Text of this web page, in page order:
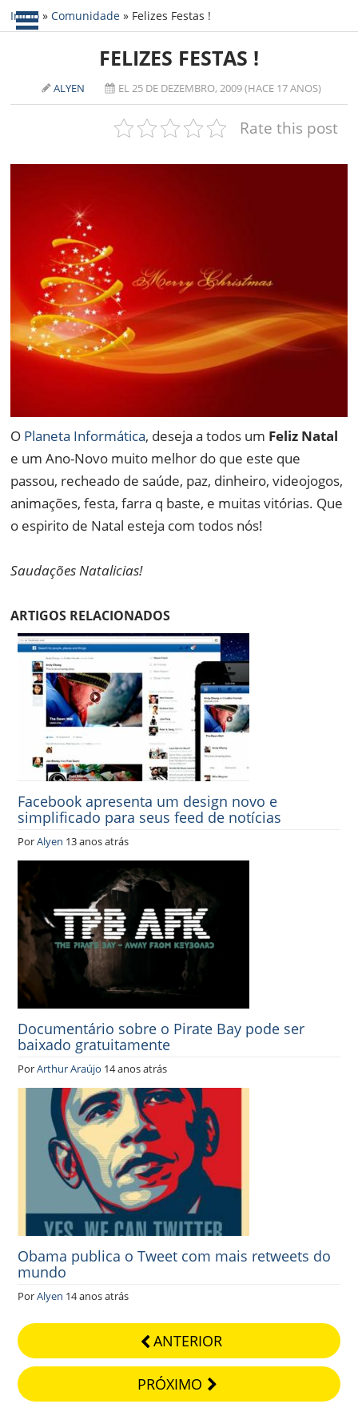
INTEL
NOTEBOOKS
TABLETS
CELULAR
Início »Comunidade » Felizes Festas !
FELIZES FESTAS !
ALYEN EL 25 DE DEZEMBRO, 2009 (HACE 17 ANOS)
Rate this post
O Planeta Informática, deseja a todos um Feliz Natal
e um Ano-Novo muito melhor do que este que
passou, recheado de saúde, paz, dinheiro, videojogos,
animações, festa, farra q baste, e muitas vitórias. Que
o espirito de Natal esteja com todos nós!
Saudações Natalicias!
ARTIGOS RELACIONADOS
Facebook apresenta um design novo e
simplificado para seus feed de notícias
PorAlyen 13 anos atrás
Documentário sobre o Pirate Bay pode ser
baixado gratuitamente
PorArthur Araújo 14 anos atrás
Obama publica o Tweet com mais retweets do
mundo
PorAlyen 14 anos atrás
ANTERIOR
PRÓXIMO